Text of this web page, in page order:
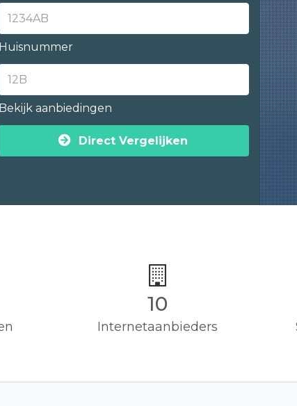
Huisnummer
Bekijk aanbiedingen
Direct Vergelijken
10
Internetaanbieders